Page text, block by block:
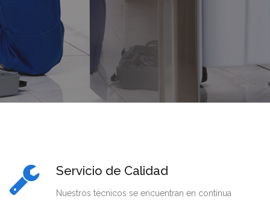
Servicio de Calidad
Nuestros técnicos se encuentran en continua